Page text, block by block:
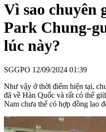
Vì sao chuyên
Park Chung-
lúc này?
SGGPO 12/09/2024 01:39
Như vậy ở thời điểm hiện tại,
đã về Hàn Quốc và rất có thể
Nam chưa thể có hợp đồng lao